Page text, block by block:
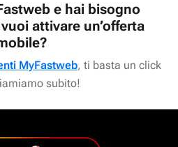
e hai bisogno
attivare un’offerta
MyFastweb, ti basta un click
subito!